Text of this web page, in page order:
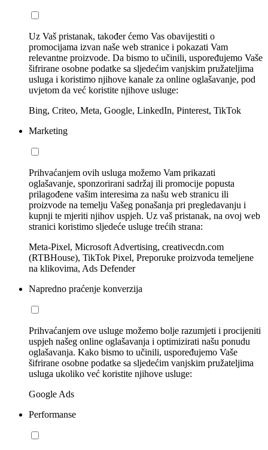
Uz Vaš pristanak, također ćemo Vas obavijestiti o
promocijama izvan naše web stranice i pokazati Vam
relevantne proizvode. Da bismo to učinili, uspoređujemo Vaše
šifrirane osobne podatke sa sljedećim vanjskim pružateljima
usluga i koristimo njihove kanale za online oglašavanje, pod
uvjetom da već koristite njihove usluge:
Bing, Criteo, Meta, Google, LinkedIn, Pinterest, TikTok
Marketing
Prihvaćanjem ovih usluga možemo Vam prikazati
oglašavanje, sponzorirani sadržaj ili promocije popusta
prilagođene vašim interesima za našu web stranicu ili
proizvode na temelju Vašeg ponašanja pri pregledavanju i
kupnji te mjeriti njihov uspjeh. Uz vaš pristanak, na ovoj web
stranici koristimo sljedeće usluge trećih strana:
Meta-Pixel, Microsoft Advertising, creativecdn.com
(RTBHouse), TikTok Pixel, Preporuke proizvoda temeljene
na klikovima, Ads Defender
Napredno praćenje konverzija
Prihvaćanjem ove usluge možemo bolje razumjeti i procijeniti
uspjeh našeg online oglašavanja i optimizirati našu ponudu
oglašavanja. Kako bismo to učinili, uspoređujemo Vaše
šifrirane osobne podatke sa sljedećim vanjskim pružateljima
usluga ukoliko već koristite njihove usluge:
Google Ads
Performanse